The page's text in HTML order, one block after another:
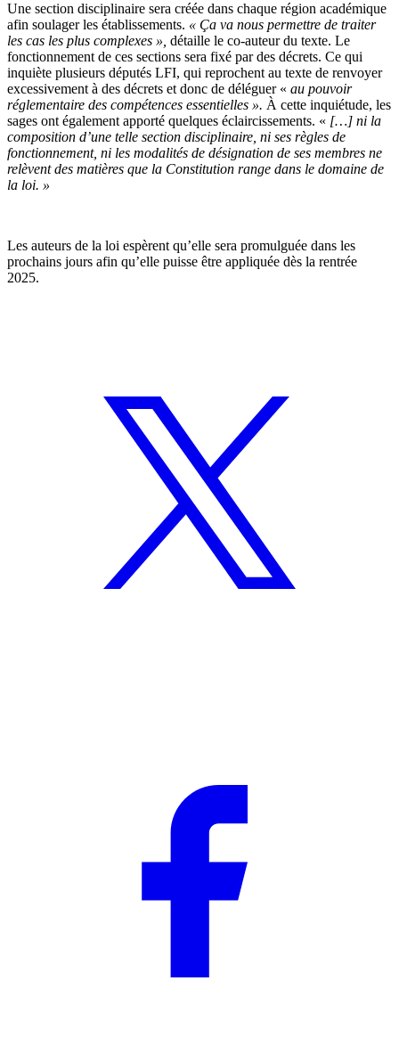
Une section disciplinaire sera créée dans chaque région académique
afin soulager les établissements. « Ça va nous permettre de traiter
les cas les plus complexes », détaille le co-auteur du texte. Le
fonctionnement de ces sections sera fixé par des décrets. Ce qui
inquiète plusieurs députés LFI, qui reprochent au texte de renvoyer
excessivement à des décrets et donc de déléguer « au pouvoir
réglementaire des compétences essentielles ». À cette inquiétude, les
sages ont également apporté quelques éclaircissements. « […] ni la
composition d’une telle section disciplinaire, ni ses règles de
fonctionnement, ni les modalités de désignation de ses membres ne
relèvent des matières que la Constitution range dans le domaine de
la loi. »
Les auteurs de la loi espèrent qu’elle sera promulguée dans les
prochains jours afin qu’elle puisse être appliquée dès la rentrée
2025.